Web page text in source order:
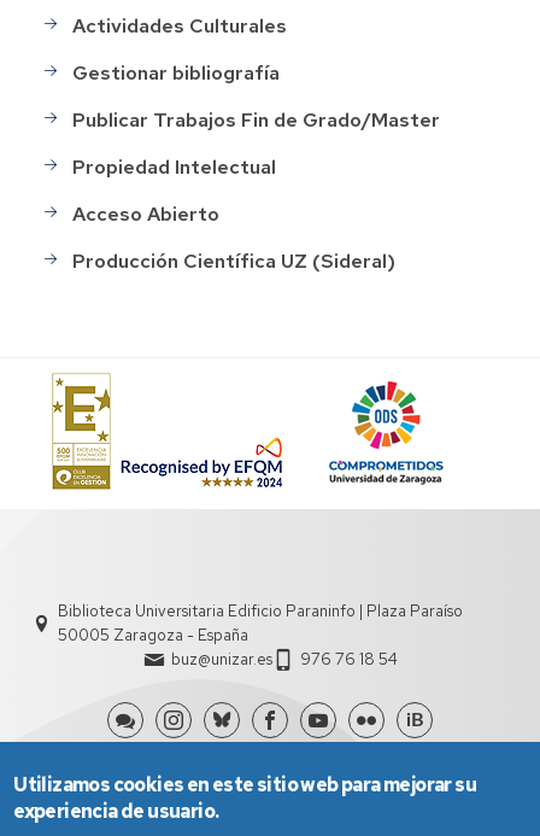
Actividades Culturales
Gestionar bibliografía
Publicar Trabajos Fin de Grado/Master
Propiedad Intelectual
Acceso Abierto
Producción Científica UZ (Sideral)
Biblioteca Universitaria Edificio Paraninfo | Plaza Paraíso
50005 Zaragoza - España
buz@unizar.es
976 76 18 54
Utilizamos cookies en este sitio web para mejorar su
experiencia de usuario.